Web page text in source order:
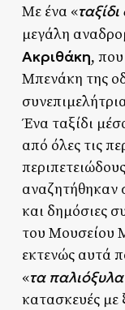
Με ένα «
μεγάλη
Ακριθάκη,
Μπενάκη της
Ένα ταξίδι
από όλες τις
αναζητήθηκαν
και δημόσιες
του Μουσείου
εκτενώς αυτά
«τα
κατασκευές